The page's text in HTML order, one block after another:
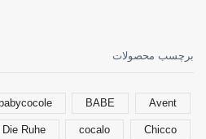
برچسب محصولات
Avent
BABE
babycocole
Chicco
cocalo
Die Ruhe